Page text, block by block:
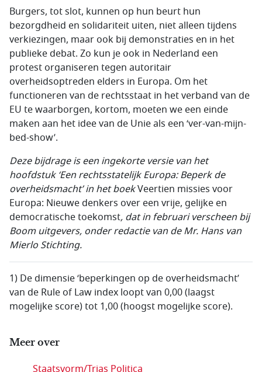
Burgers, tot slot, kunnen op hun beurt hun
bezorgdheid en solidariteit uiten, niet alleen tijdens
verkiezingen, maar ook bij demonstraties en in het
publieke debat. Zo kun je ook in Nederland een
protest organiseren tegen autoritair
overheidsoptreden elders in Europa. Om het
functioneren van de rechtsstaat in het verband van de
EU te waarborgen, kortom, moeten we een einde
maken aan het idee van de Unie als een ‘ver-van-mijn-
bed-show’.
Deze bijdrage is een ingekorte versie van het
hoofdstuk ‘Een rechtsstatelijk Europa: Beperk de
overheidsmacht’ in het boekVeertien missies voor
Europa: Nieuwe denkers over een vrije, gelijke en
democratische toekomst, dat in februari verscheen bij
Boom uitgevers, onder redactie van de Mr. Hans van
Mierlo Stichting.
1) De dimensie ‘beperkingen op de overheidsmacht’
van de Rule of Law index loopt van 0,00 (laagst
mogelijke score) tot 1,00 (hoogst mogelijke score).
Meer over